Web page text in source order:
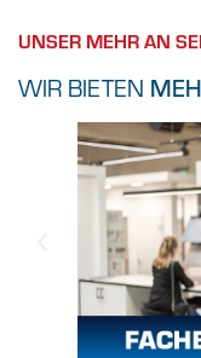
UNSER MEHR AN
WIR BIETEN